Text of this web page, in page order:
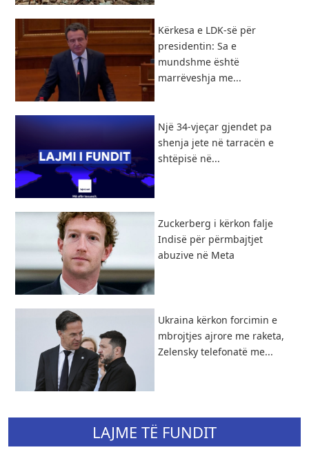
Kërkesa e LDK-së për
presidentin: Sa e
mundshme është
marrëveshja me...
Një 34-vjeçar gjendet pa
shenja jete në tarracën e
shtëpisë në...
Zuckerberg i kërkon falje
Indisë për përmbajtjet
abuzive në Meta
Ukraina kërkon forcimin e
mbrojtjes ajrore me raketa,
Zelensky telefonatë me...
LAJME TË FUNDIT